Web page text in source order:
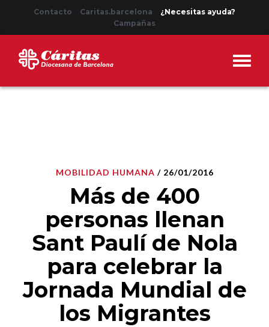
Contacto Caritas.barcelona
¿Necesitas ayuda?
Campañas
MOBILIDAD HUMANA / 26/01/2016
Más de 400
personas llenan
Sant Paulí de Nola
para celebrar la
Jornada Mundial de
los Migrantes